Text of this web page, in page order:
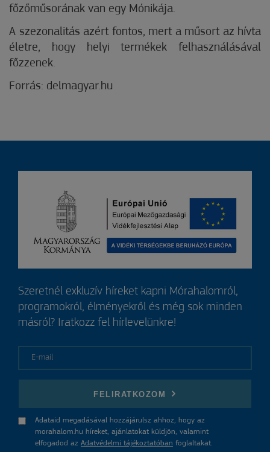
főzőműsorának van egy Mónikája.
A szezonalitás azért fontos, mert a műsort az hívta
életre, hogy helyi termékek felhasználásával
főzzenek.
Forrás: delmagyar.hu
Szeretnél exkluzív híreket kapni Mórahalomról,
programokról, élményekről és még sok minden
másról? Iratkozz fel hírlevelünkre!
FELIRATKOZOM
Adataid megadásával hozzájárulsz ahhoz, hogy az
morahalom.hu híreket, ajánlatokat küldjön, valamint
elfogadod az Adatvédelmi tájékoztatóban foglaltakat.